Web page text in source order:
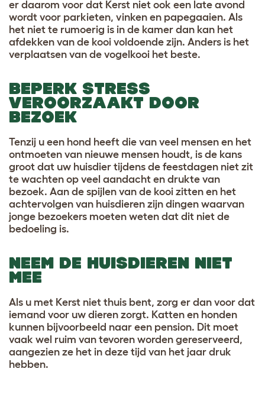
er daarom voor dat Kerst niet ook een late avond
wordt voor parkieten, vinken en papegaaien. Als
het niet te rumoerig is in de kamer dan kan het
afdekken van de kooi voldoende zijn. Anders is het
verplaatsen van de vogelkooi het beste.
BEPERK STRESS
VEROORZAAKT DOOR
BEZOEK
Tenzij u een hond heeft die van veel mensen en het
ontmoeten van nieuwe mensen houdt, is de kans
groot dat uw huisdier tijdens de feestdagen niet zit
te wachten op veel aandacht en drukte van
bezoek. Aan de spijlen van de kooi zitten en het
achtervolgen van huisdieren zijn dingen waarvan
jonge bezoekers moeten weten dat dit niet de
bedoeling is.
NEEM DE HUISDIEREN NIET
MEE
Als u met Kerst niet thuis bent, zorg er dan voor dat
iemand voor uw dieren zorgt. Katten en honden
kunnen bijvoorbeeld naar een pension. Dit moet
vaak wel ruim van tevoren worden gereserveerd,
aangezien ze het in deze tijd van het jaar druk
hebben.